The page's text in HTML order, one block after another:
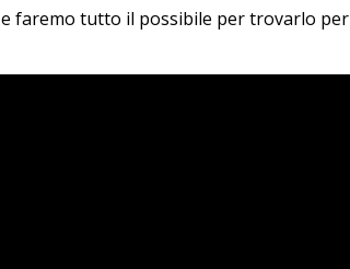
e faremo tutto il possibile per trovarlo per